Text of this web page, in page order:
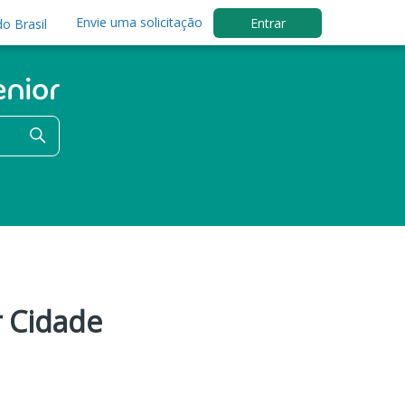
Brasil Envie uma solicitação Entrar
Cidade